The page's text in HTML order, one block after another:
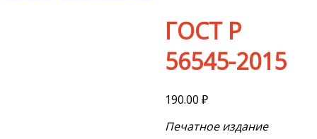
ГОСТ Р
56545-2015
190.00 ₽
Печатное издание